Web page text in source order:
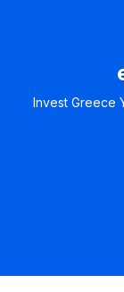
Invest Greece